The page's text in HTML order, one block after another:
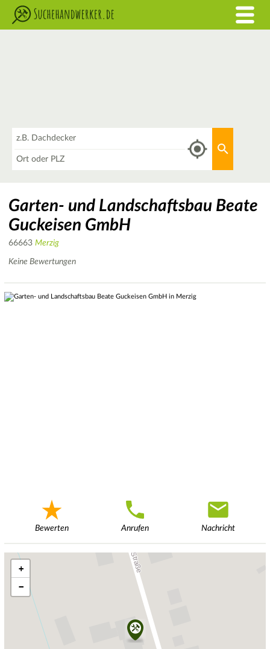
Garten- und Landschaftsbau Beate
Guckeisen GmbH
66663 Merzig
Keine Bewertungen
Bewerten Anrufen Nachricht
+
−